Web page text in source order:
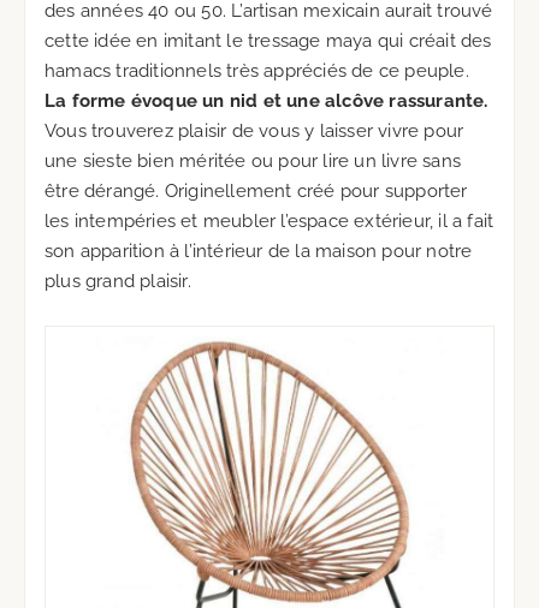
des années 40 ou 50. L’artisan mexicain aurait trouvé
cette idée en imitant le tressage maya qui créait des
hamacs traditionnels très appréciés de ce peuple.
La forme évoque un nid et une alcôve rassurante.
Vous trouverez plaisir de vous y laisser vivre pour
une sieste bien méritée ou pour lire un livre sans
être dérangé. Originellement créé pour supporter
les intempéries et meubler l’espace extérieur, il a fait
son apparition à l’intérieur de la maison pour notre
plus grand plaisir.